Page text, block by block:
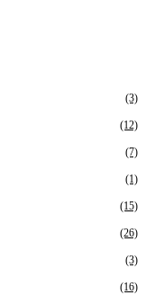
(3)
(12)
(7)
(1)
(15)
(26)
(3)
(16)